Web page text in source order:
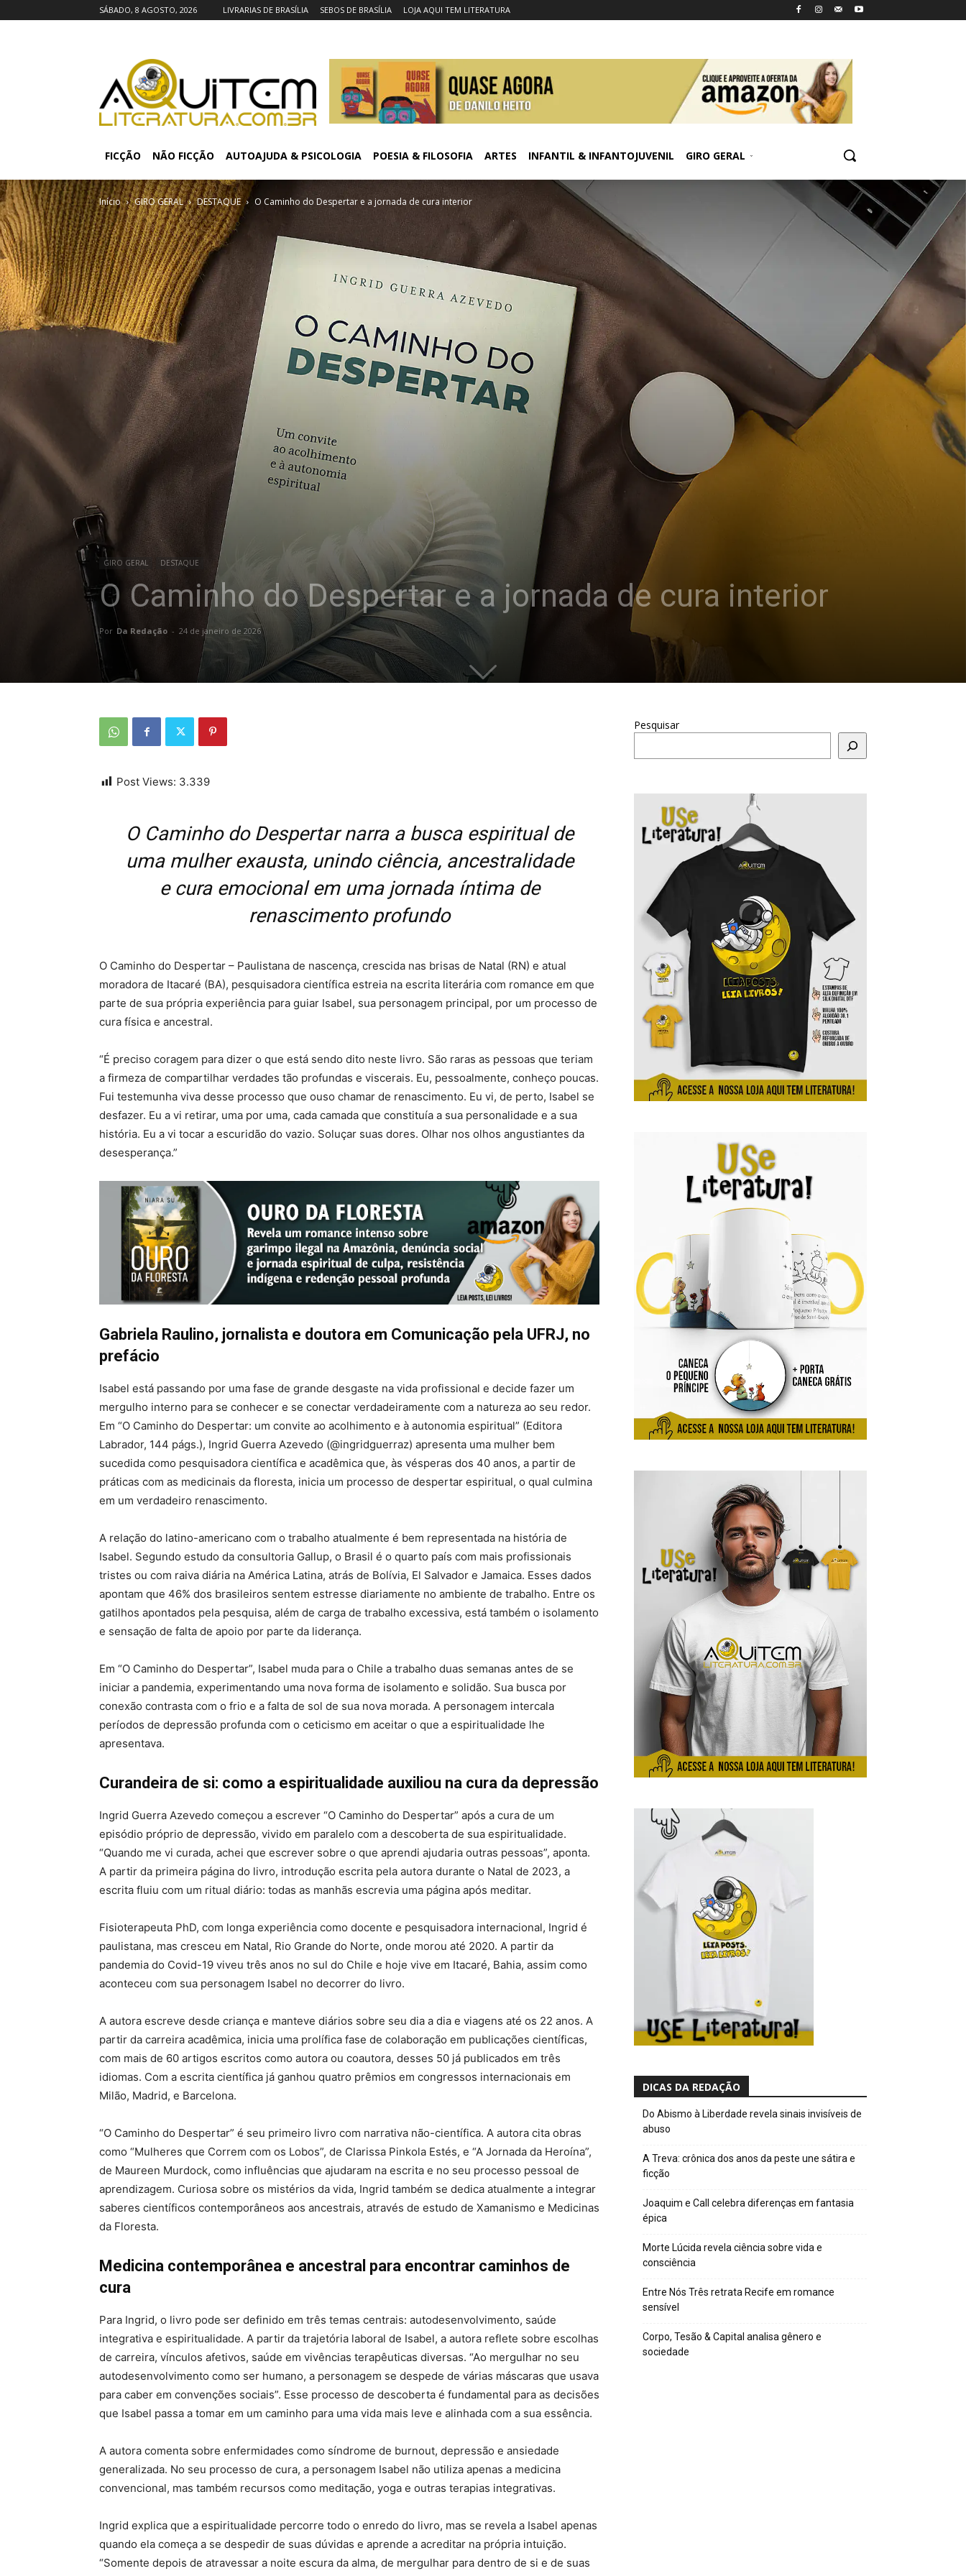
SÁBADO, 8 AGOSTO, 2026 LIVRARIAS DE BRASÍLIA SEBOS DE BRASÍLIA LOJA AQUI TEM LITERATURA
FICÇÃO NÃO FICÇÃO AUTOAJUDA & PSICOLOGIA POESIA & FILOSOFIA ARTES INFANTIL & INFANTOJUVENIL GIRO GERAL
Início GIRO GERAL DESTAQUE O Caminho do Despertar e a jornada de cura interior
GIRO GERAL DESTAQUE
O Caminho do Despertar e a jornada de cura interior
Por Da Redação - 24 de janeiro de 2026
Post Views: 3.339
O Caminho do Despertar narra a busca espiritual de
uma mulher exausta, unindo ciência, ancestralidade
e cura emocional em uma jornada íntima de
renascimento profundo
O Caminho do Despertar – Paulistana de nascença, crescida nas brisas de Natal (RN) e atual
moradora de Itacaré (BA), pesquisadora científica estreia na escrita literária com romance em que
parte de sua própria experiência para guiar Isabel, sua personagem principal, por um processo de
cura física e ancestral.
“É preciso coragem para dizer o que está sendo dito neste livro. São raras as pessoas que teriam
a firmeza de compartilhar verdades tão profundas e viscerais. Eu, pessoalmente, conheço poucas.
Fui testemunha viva desse processo que ouso chamar de renascimento. Eu vi, de perto, Isabel se
desfazer. Eu a vi retirar, uma por uma, cada camada que constituía a sua personalidade e a sua
história. Eu a vi tocar a escuridão do vazio. Soluçar suas dores. Olhar nos olhos angustiantes da
desesperança.”
Gabriela Raulino, jornalista e doutora em Comunicação pela UFRJ, no
prefácio
Isabel está passando por uma fase de grande desgaste na vida profissional e decide fazer um
mergulho interno para se conhecer e se conectar verdadeiramente com a natureza ao seu redor.
Em “O Caminho do Despertar: um convite ao acolhimento e à autonomia espiritual” (Editora
Labrador, 144 págs.), Ingrid Guerra Azevedo (@ingridguerraz) apresenta uma mulher bem
sucedida como pesquisadora científica e acadêmica que, às vésperas dos 40 anos, a partir de
práticas com as medicinais da floresta, inicia um processo de despertar espiritual, o qual culmina
em um verdadeiro renascimento.
A relação do latino-americano com o trabalho atualmente é bem representada na história de
Isabel. Segundo estudo da consultoria Gallup, o Brasil é o quarto país com mais profissionais
tristes ou com raiva diária na América Latina, atrás de Bolívia, El Salvador e Jamaica. Esses dados
apontam que 46% dos brasileiros sentem estresse diariamente no ambiente de trabalho. Entre os
gatilhos apontados pela pesquisa, além de carga de trabalho excessiva, está também o isolamento
e sensação de falta de apoio por parte da liderança.
Em “O Caminho do Despertar”, Isabel muda para o Chile a trabalho duas semanas antes de se
iniciar a pandemia, experimentando uma nova forma de isolamento e solidão. Sua busca por
conexão contrasta com o frio e a falta de sol de sua nova morada. A personagem intercala
períodos de depressão profunda com o ceticismo em aceitar o que a espiritualidade lhe
apresentava.
Curandeira de si: como a espiritualidade auxiliou na cura da depressão
Ingrid Guerra Azevedo começou a escrever “O Caminho do Despertar” após a cura de um
episódio próprio de depressão, vivido em paralelo com a descoberta de sua espiritualidade.
“Quando me vi curada, achei que escrever sobre o que aprendi ajudaria outras pessoas”, aponta.
A partir da primeira página do livro, introdução escrita pela autora durante o Natal de 2023, a
escrita fluiu com um ritual diário: todas as manhãs escrevia uma página após meditar.
Fisioterapeuta PhD, com longa experiência como docente e pesquisadora internacional, Ingrid é
paulistana, mas cresceu em Natal, Rio Grande do Norte, onde morou até 2020. A partir da
pandemia do Covid-19 viveu três anos no sul do Chile e hoje vive em Itacaré, Bahia, assim como
aconteceu com sua personagem Isabel no decorrer do livro.
A autora escreve desde criança e manteve diários sobre seu dia a dia e viagens até os 22 anos. A
partir da carreira acadêmica, inicia uma prolífica fase de colaboração em publicações científicas,
com mais de 60 artigos escritos como autora ou coautora, desses 50 já publicados em três
idiomas. Com a escrita científica já ganhou quatro prêmios em congressos internacionais em
Milão, Madrid, e Barcelona.
“O Caminho do Despertar” é seu primeiro livro com narrativa não-científica. A autora cita obras
como “Mulheres que Correm com os Lobos”, de Clarissa Pinkola Estés, e “A Jornada da Heroína”,
de Maureen Murdock, como influências que ajudaram na escrita e no seu processo pessoal de
aprendizagem. Curiosa sobre os mistérios da vida, Ingrid também se dedica atualmente a integrar
saberes científicos contemporâneos aos ancestrais, através de estudo de Xamanismo e Medicinas
da Floresta.
Medicina contemporânea e ancestral para encontrar caminhos de
cura
Para Ingrid, o livro pode ser definido em três temas centrais: autodesenvolvimento, saúde
integrativa e espiritualidade. A partir da trajetória laboral de Isabel, a autora reflete sobre escolhas
de carreira, vínculos afetivos, saúde em vivências terapêuticas diversas. “Ao mergulhar no seu
autodesenvolvimento como ser humano, a personagem se despede de várias máscaras que usava
para caber em convenções sociais”. Esse processo de descoberta é fundamental para as decisões
que Isabel passa a tomar em um caminho para uma vida mais leve e alinhada com a sua essência.
A autora comenta sobre enfermidades como síndrome de burnout, depressão e ansiedade
generalizada. No seu processo de cura, a personagem Isabel não utiliza apenas a medicina
convencional, mas também recursos como meditação, yoga e outras terapias integrativas.
Ingrid explica que a espiritualidade percorre todo o enredo do livro, mas se revela a Isabel apenas
quando ela começa a se despedir de suas dúvidas e aprende a acreditar na própria intuição.
“Somente depois de atravessar a noite escura da alma, de mergulhar para dentro de si e de suas
Pesquisar
DICAS DA REDAÇÃO
Do Abismo à Liberdade revela sinais invisíveis de
abuso
A Treva: crônica dos anos da peste une sátira e
ficção
Joaquim e Call celebra diferenças em fantasia
épica
Morte Lúcida revela ciência sobre vida e
consciência
Entre Nós Três retrata Recife em romance
sensível
Corpo, Tesão & Capital analisa gênero e
sociedade